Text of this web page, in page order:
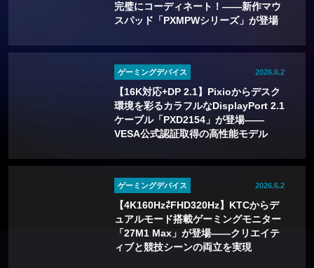
完璧にコーディネート！――新作マウ
スパッド「PXMPWシリーズ」が登場
ゲーミングデバイス 2026.6.2
【16K対応+DP 2.1】Pixioからデスク
環境を彩るカラフルなDisplayPort 2.1
ケーブル「PXD2154」が登場——
VESA公式認証取得の高性能モデル
ゲーミングデバイス 2026.6.2
【4K160Hz⇄FHD320Hz】KTCからデ
ュアルモード搭載ゲーミングモニター
「27M1 Max」が登場——クリエイテ
ィブと競技シーンの両立を実現